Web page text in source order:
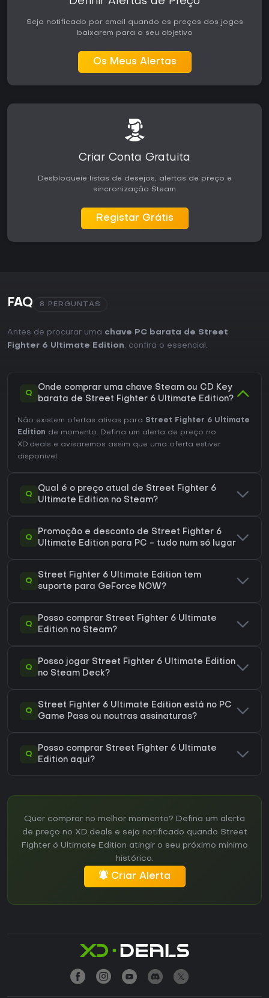
Ideal para quem prefere aprender com as ferramentas
Recomendado para fãs de gerenciamento estratégico
de recursos durante as lutas.
maior precisão nos comandos.
Seja notificado por email quando os preços dos jogos
baixarem para o seu objetivo
Os Meus Alertas
Criar Conta Gratuita
Desbloqueie listas de desejos, alertas de preço e
sincronização Steam
Registar Grátis
FAQ 8 PERGUNTAS
Antes de procurar uma chave PC barata de Street
Fighter 6 Ultimate Edition, confira o essencial.
Q
Onde comprar uma chave Steam ou CD Key
barata de Street Fighter 6 Ultimate Edition?
Não existem ofertas ativas para Street Fighter 6 Ultimate
Edition de momento. Defina um alerta de preço no
XD.deals e avisaremos assim que uma oferta estiver
disponível.
Q
Qual é o preço atual de Street Fighter 6
Ultimate Edition no Steam?
Q
Promoção e desconto de Street Fighter 6
Ultimate Edition para PC - tudo num só lugar
Q
Street Fighter 6 Ultimate Edition tem
suporte para GeForce NOW?
Q
Posso comprar Street Fighter 6 Ultimate
Edition no Steam?
Q
Posso jogar Street Fighter 6 Ultimate Edition
no Steam Deck?
Q
Street Fighter 6 Ultimate Edition está no PC
Game Pass ou noutras assinaturas?
Q
Posso comprar Street Fighter 6 Ultimate
Edition aqui?
Quer comprar no melhor momento? Defina um alerta
de preço no XD.deals e seja notificado quando Street
Fighter 6 Ultimate Edition atingir o seu próximo mínimo
histórico.
Criar Alerta